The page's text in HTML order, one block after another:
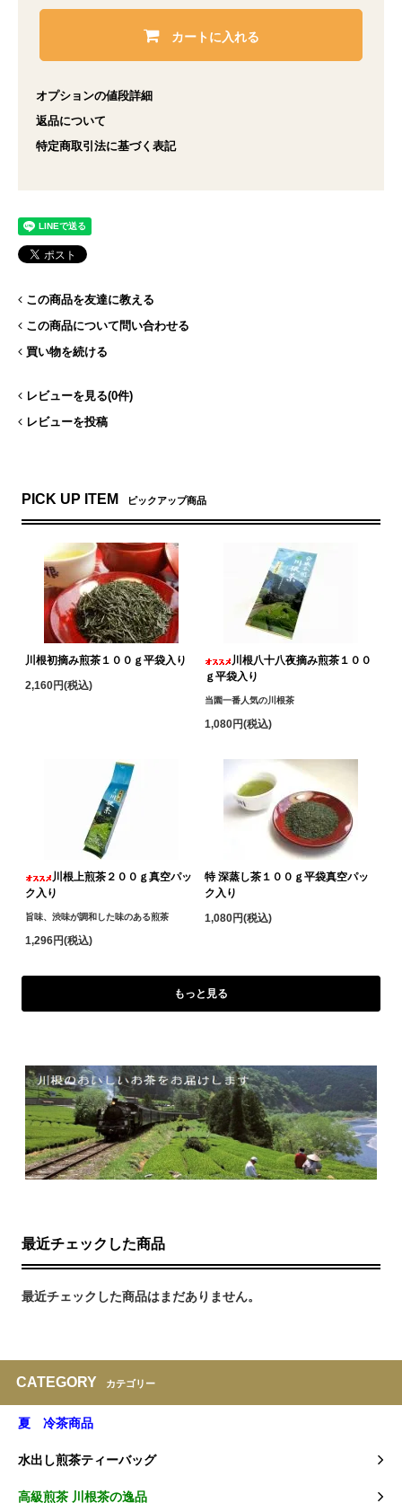
カートに入れる
オプションの値段詳細
返品について
特定商取引法に基づく表記
この商品を友達に教える
この商品について問い合わせる
買い物を続ける
レビューを見る(0件)
レビューを投稿
PICK UP ITEM ピックアップ商品
川根初摘み煎茶１００ｇ平袋入り
2,160円(税込)
川根八十八夜摘み煎茶１００
ｇ平袋入り
当園一番人気の川根茶
1,080円(税込)
川根上煎茶２００ｇ真空パッ
ク入り
旨味、渋味が調和した味のある煎茶
1,296円(税込)
特 深蒸し茶１００ｇ平袋真空パッ
ク入り
1,080円(税込)
もっと見る
最近チェックした商品
最近チェックした商品はまだありません。
CATEGORY カテゴリー
夏 冷茶商品
水出し煎茶ティーバッグ
高級煎茶 川根茶の逸品